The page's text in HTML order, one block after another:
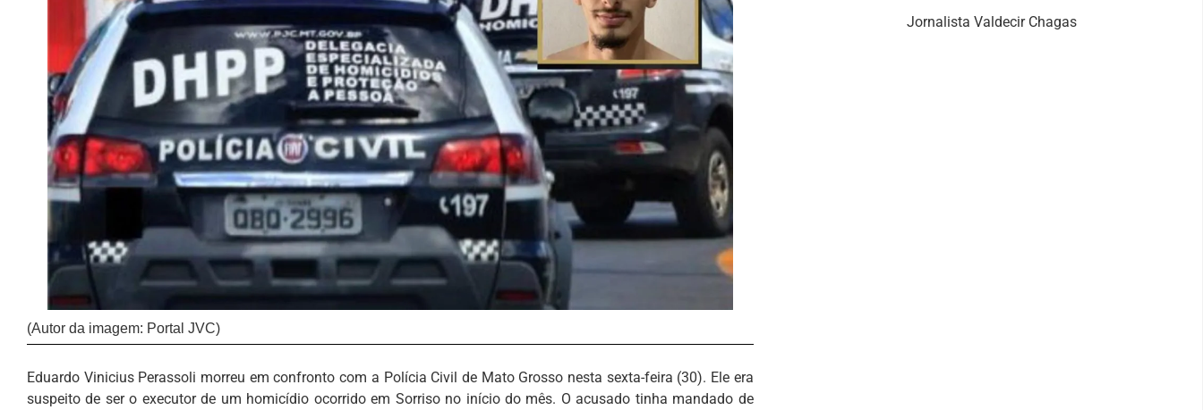
(Autor da imagem: Portal JVC)
Eduardo Vinicius Perassoli morreu em confronto com a Polícia Civil de Mato Grosso nesta sexta-feira (30). Ele era
suspeito de ser o executor de um homicídio ocorrido em Sorriso no início do mês. O acusado tinha mandado de
Jornalista Valdecir Chagas